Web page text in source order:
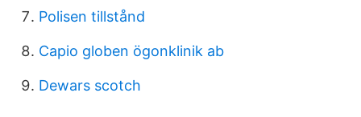
Polisen tillstånd
Capio globen ögonklinik ab
Dewars scotch